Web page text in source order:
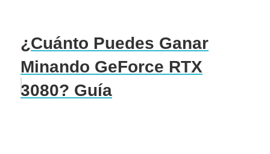
¿Cuánto Puedes Ganar
Minando GeForce RTX
3080? Guía